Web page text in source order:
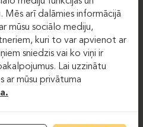
Mēs arī dalāmies informācijā
mūsu sociālo mediju,
kuri to var apvienot ar
sniedzis vai ko viņi ir
Lai uzzinātu
ar mūsu privātuma